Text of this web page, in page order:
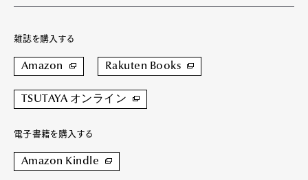
雑誌を購入する
Amazon Rakuten Books
TSUTAYA オンライン
電子書籍を購入する
Amazon Kindle